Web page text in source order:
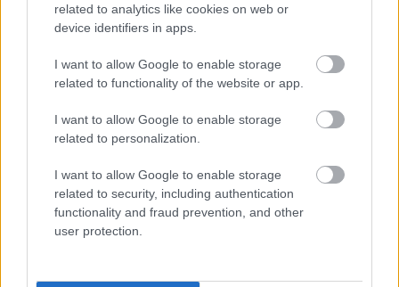
related to analytics like cookies on web or
device identifiers in apps.
I want to allow Google to enable storage
related to functionality of the website or app.
I want to allow Google to enable storage
related to personalization.
I want to allow Google to enable storage
related to security, including authentication
functionality and fraud prevention, and other
user protection.
*
La tua richiesta *